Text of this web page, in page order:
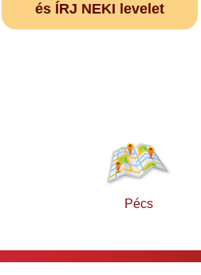
és ÍRJ NEKI levelet
Pécs